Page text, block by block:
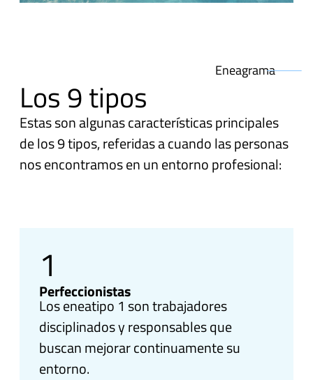
Eneagrama
Los 9 tipos
Estas son algunas características principales
de los 9 tipos, referidas a cuando las personas
nos encontramos en un entorno profesional:
1
Perfeccionistas
Los eneatipo 1 son trabajadores
disciplinados y responsables que
buscan mejorar continuamente su
entorno.